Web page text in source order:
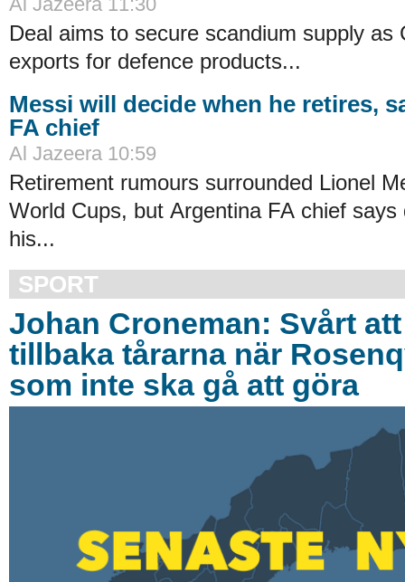
Deal aims to secure scandium supply as
exports for defence products...
Messi will decide when he retires,
FA chief
Al Jazeera 10:59
Retirement rumours surrounded Lionel
World Cups, but Argentina FA chief says
his...
SPORT
Johan Croneman: Svårt
tillbaka tårarna när
som inte ska gå att göra